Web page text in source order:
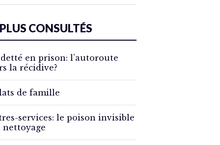
CONSULTÉS
en prison: l’autoroute
la récidive?
de famille
services: le poison invisible
nettoyage